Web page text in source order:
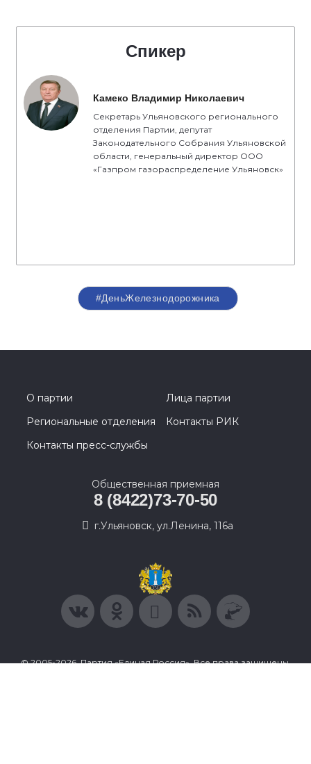
Спикер
Камеко Владимир Николаевич
Секретарь Ульяновского регионального
отделения Партии, депутат
Законодательного Собрания Ульяновской
области, генеральный директор ООО
«Газпром газораспределение Ульяновск»
#ДеньЖелезнодорожника
О партии
Лица партии
Региональные отделения
Контакты РИК
Контакты пресс-службы
Общественная приемная
8 (8422)73-70-50
г.Ульяновск, ул.Ленина, 116а
© 2005-2026, Партия «Единая Россия». Все права защищены.